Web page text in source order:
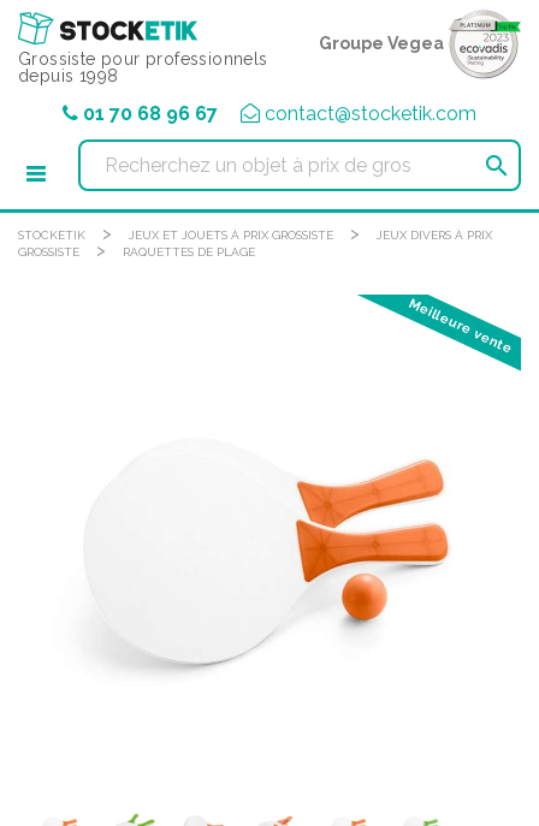
Grossiste pour professionnels
depuis 1998
Groupe Vegea
01 70 68 96 67 contact@stocketik.com

STOCKETIK > JEUX ET JOUETS À PRIX GROSSISTE >
JEUX DIVERS À PRIX
GROSSISTE
> RAQUETTES DE PLAGE
Meilleure vente
Panneau de gestion des cookies